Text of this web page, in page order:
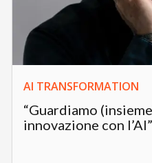
AI TRANSFORMATION
“Guardiamo
innovazione con l’AI”